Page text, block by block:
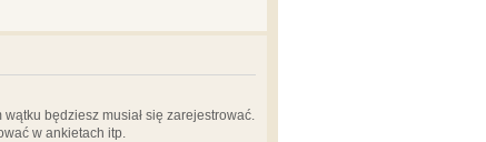
będziesz musiał się zarejestrować.
w ankietach itp.